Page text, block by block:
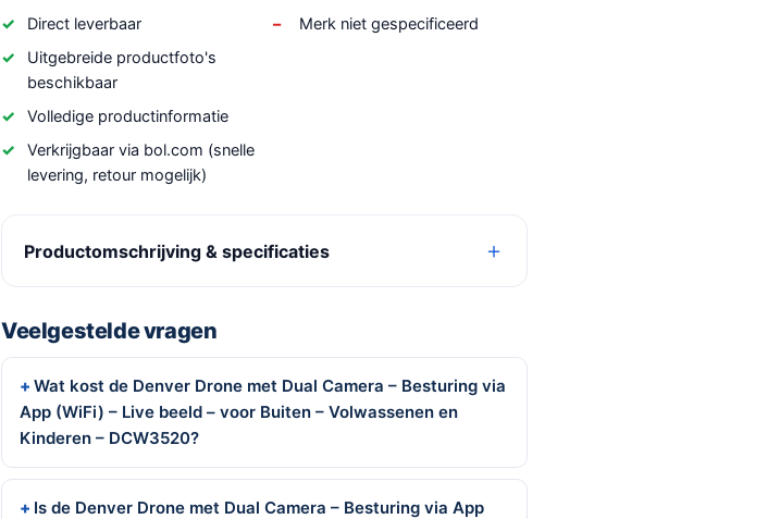
Direct leverbaar
Uitgebreide productfoto's
beschikbaar
Volledige productinformatie
Verkrijgbaar via bol.com (snelle
levering, retour mogelijk)
Merk niet gespecificeerd
Productomschrijving & specificaties
Veelgestelde vragen
Wat kost de Denver Drone met Dual Camera – Besturing via
App (WiFi) – Live beeld – voor Buiten – Volwassenen en
Kinderen – DCW3520?
Is de Denver Drone met Dual Camera – Besturing via App